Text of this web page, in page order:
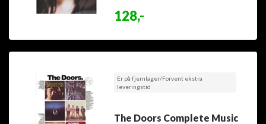
128,-
Er på fjernlager/Forvent ekstra
leveringstid
The Doors Complete Music